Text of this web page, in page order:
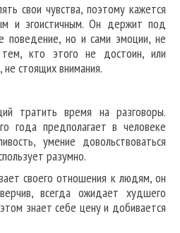
свои чувства, поэтому кажется
и эгоистичным. Он держит под
поведение, но и сами эмоции, не
тем, кто этого не достоин, или
стоящих внимания.
тратить время на разговоры.
года предполагает в человеке
умение довольствоваться
разумно.
своего отношения к людям, он
всегда ожидает худшего
знает себе цену и добивается